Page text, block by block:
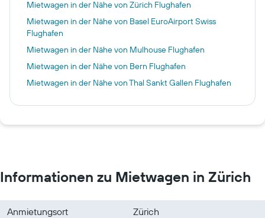
Mietwagen in der Nähe von Zürich Flughafen
Mietwagen in der Nähe von Basel EuroAirport Swiss
Flughafen
Mietwagen in der Nähe von Mulhouse Flughafen
Mietwagen in der Nähe von Bern Flughafen
Mietwagen in der Nähe von Thal Sankt Gallen Flughafen
Informationen zu Mietwagen in Zürich
Anmietungsort
Zürich